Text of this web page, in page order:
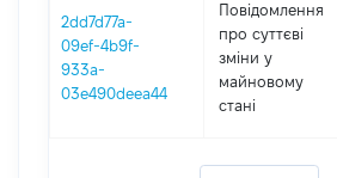
2dd7d77a-
09ef-4b9f-
933a-
03e490deea44
Повідомлення
про суттєві
зміни y
майновому
стані